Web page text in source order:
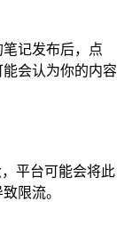
记发布后，点
会认为你的内容
平台可能会将此
限流。